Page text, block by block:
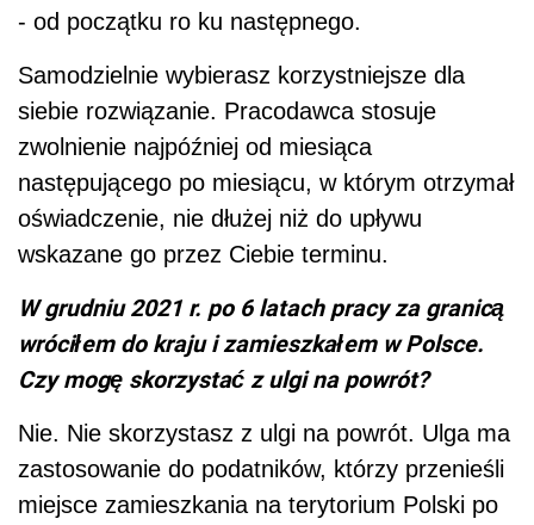
- od początku ro ku następnego.
Samodzielnie wybierasz korzystniejsze dla
siebie rozwiązanie. Pracodawca stosuje
zwolnienie najpóźniej od miesiąca
następującego po miesiącu, w którym otrzymał
oświadczenie, nie dłużej niż do upływu
wskazane go przez Ciebie terminu.
W grudniu 2021 r. po 6 latach pracy za granicą
wróciłem do kraju i zamieszkałem w Polsce.
Czy mogę skorzystać z ulgi na powrót?
Nie. Nie skorzystasz z ulgi na powrót. Ulga ma
zastosowanie do podatników, którzy przenieśli
miejsce zamieszkania na terytorium Polski po